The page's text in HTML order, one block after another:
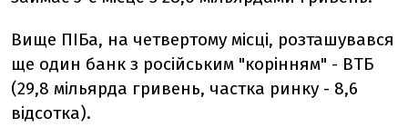
Вище ПІБа, на четвертому місці, розташувався
ще один банк з російським "корінням" - ВТБ
(29,8 мільярда гривень, частка ринку - 8,6
відсотка).